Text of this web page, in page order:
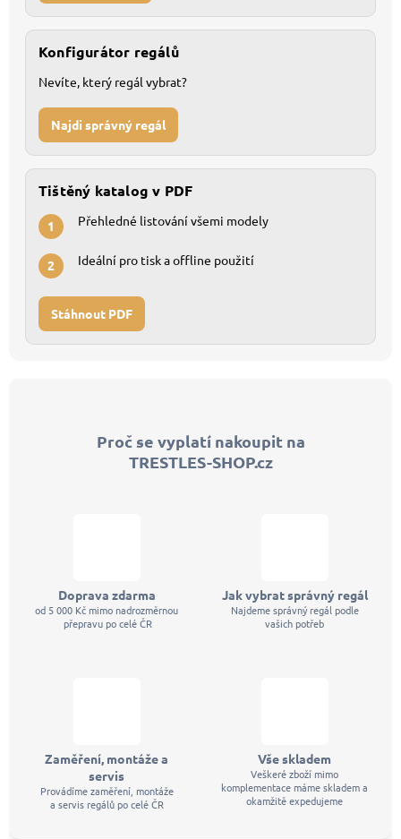
Konfigurátor regálů
Nevíte, který regál vybrat?
Najdi správný regál
Tištěný katalog v PDF
1 Přehledné listování všemi modely
2 Ideální pro tisk a offline použití
Stáhnout PDF
Proč se vyplatí nakoupit na
TRESTLES-SHOP.cz
Doprava zdarma
od 5 000 Kč mimo nadrozměrnou
přepravu po celé ČR
Jak vybrat správný regál
Najdeme správný regál podle
vašich potřeb
Zaměření, montáže a
servis
Provádíme zaměření, montáže
a servis regálů po celé ČR
Vše skladem
Veškeré zboží mimo
komplementace máme skladem a
okamžitě expedujeme